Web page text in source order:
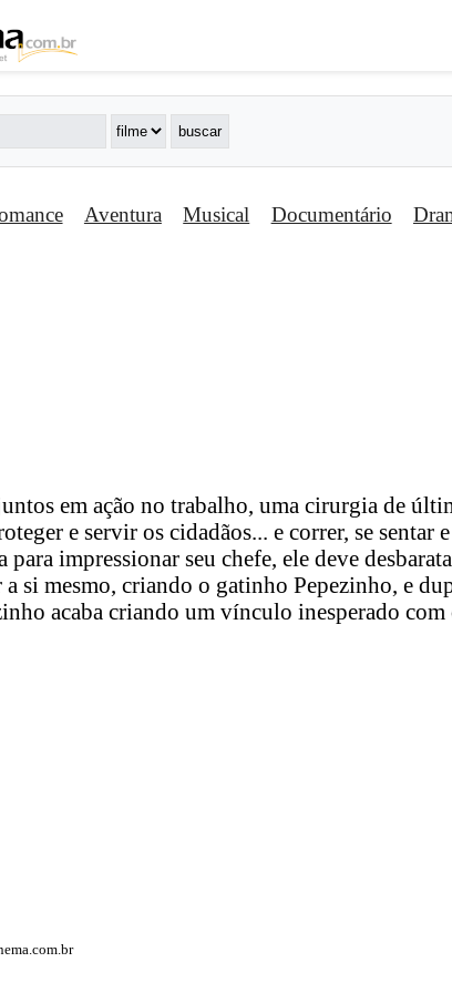
Aventura Musical Documentário
em ação no trabalho, uma cirurgia de
e servir os cidadãos... e correr, se sentar
impressionar seu chefe, ele deve
si mesmo, criando o gatinho Pepezinho, e
acaba criando um vínculo inesperado com